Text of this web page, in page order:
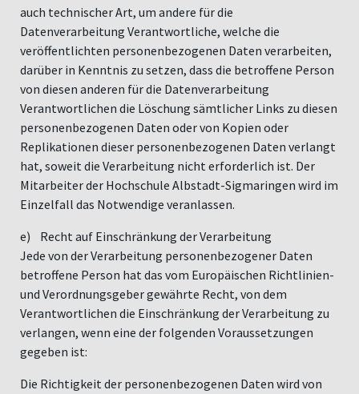
auch technischer Art, um andere für die
Datenverarbeitung Verantwortliche, welche die
veröffentlichten personenbezogenen Daten verarbeiten,
darüber in Kenntnis zu setzen, dass die betroffene Person
von diesen anderen für die Datenverarbeitung
Verantwortlichen die Löschung sämtlicher Links zu diesen
personenbezogenen Daten oder von Kopien oder
Replikationen dieser personenbezogenen Daten verlangt
hat, soweit die Verarbeitung nicht erforderlich ist. Der
Mitarbeiter der Hochschule Albstadt-Sigmaringen wird im
Einzelfall das Notwendige veranlassen.
e) Recht auf Einschränkung der Verarbeitung
Jede von der Verarbeitung personenbezogener Daten
betroffene Person hat das vom Europäischen Richtlinien-
und Verordnungsgeber gewährte Recht, von dem
Verantwortlichen die Einschränkung der Verarbeitung zu
verlangen, wenn eine der folgenden Voraussetzungen
gegeben ist:
Die Richtigkeit der personenbezogenen Daten wird von